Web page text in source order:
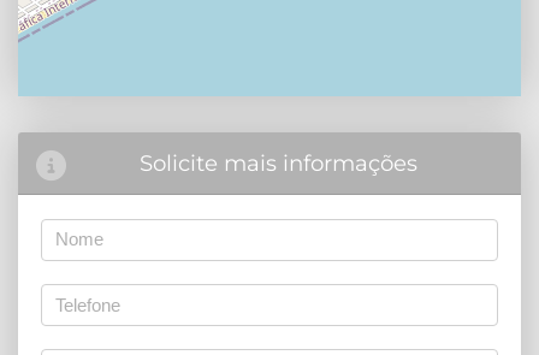
Solicite mais informações